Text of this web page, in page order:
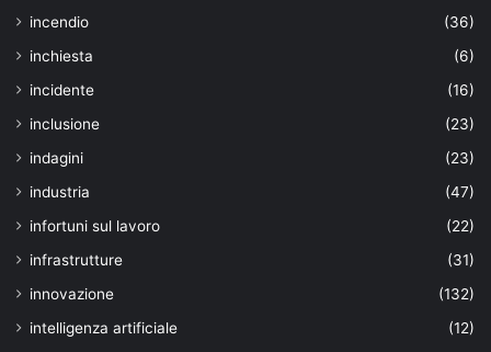
incendio
(36)
inchiesta
(6)
incidente
(16)
inclusione
(23)
indagini
(23)
industria
(47)
infortuni sul lavoro
(22)
infrastrutture
(31)
innovazione
(132)
intelligenza artificiale
(12)